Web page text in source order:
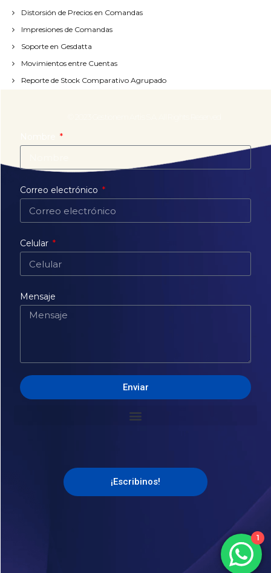
Distorsión de Precios en Comandas
Impresiones de Comandas
Soporte en Gesdatta
Movimientos entre Cuentas
Reporte de Stock Comparativo Agrupado
Correo electrónico
Celular
Mensaje
Enviar
¡Escribinos!
1